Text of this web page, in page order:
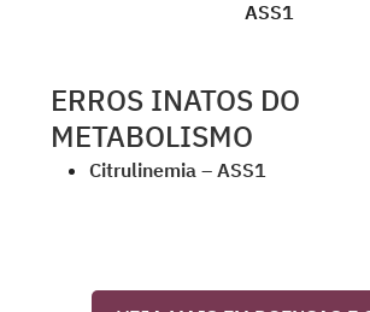
ASS1
ERROS INATOS DO
METABOLISMO
Citrulinemia – ASS1